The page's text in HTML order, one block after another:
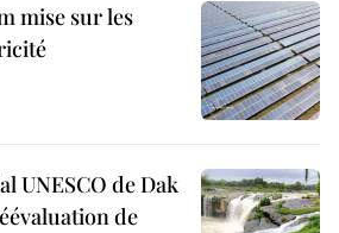
mise sur les
UNESCO de Dak
de